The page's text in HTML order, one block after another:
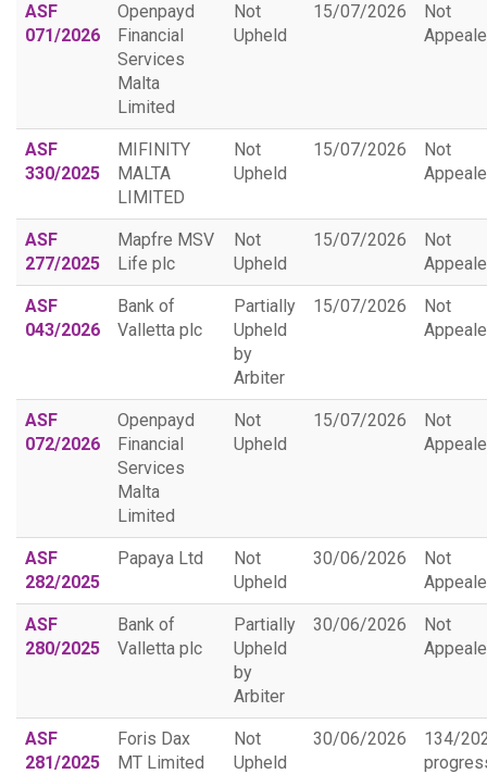
ASF
071/2026
Openpayd
Financial
Services
Malta
Limited
Not
Upheld
15/07/2026
Not
ASF
330/2025
MIFINITY
MALTA
LIMITED
Not
Upheld
15/07/2026
Not
ASF
277/2025
Mapfre MSV
Life plc
Not
Upheld
15/07/2026
Not
ASF
043/2026
Bank of
Valletta plc
Partially
Upheld
by
Arbiter
15/07/2026
Not
ASF
072/2026
Openpayd
Financial
Services
Malta
Limited
Not
Upheld
15/07/2026
Not
ASF
282/2025
Papaya Ltd
Not
Upheld
30/06/2026
Not
ASF
280/2025
Bank of
Valletta plc
Partially
Upheld
by
Arbiter
30/06/2026
Not
ASF
281/2025
Foris Dax
MT Limited
Not
Upheld
30/06/2026
134/